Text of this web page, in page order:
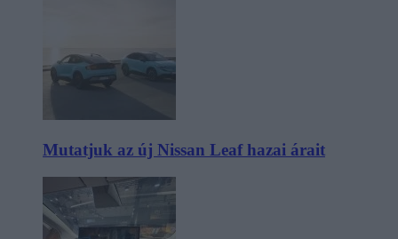
Mutatjuk az új Nissan Leaf hazai árait